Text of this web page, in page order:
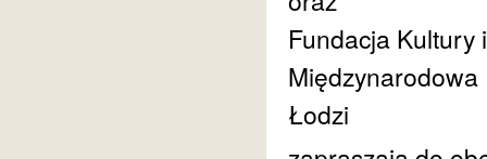
Fundacja Kultury
Łodzi